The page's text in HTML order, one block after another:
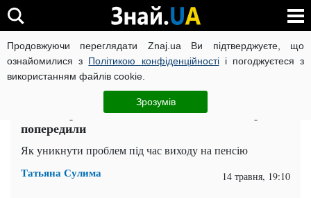
Продовжуючи переглядати Znaj.ua Ви підтверджуєте, що
ознайомилися з Політикою конфіденційностіі погоджуєтеся з
використанням файлів cookie.
Зрозумів
ВІЙНА РОСІЇ ПРОТИ УКРАЇНИ КОРОНАВІРУС В УКРАЇНІ
ЧИТАТЬ НА РУССКОМ
Як не втратити пенсійний стаж: пенсіонерів
попередили
Як уникнути проблем під час виходу на пенсію
Татьяна Сулима 14 травня, 19:10